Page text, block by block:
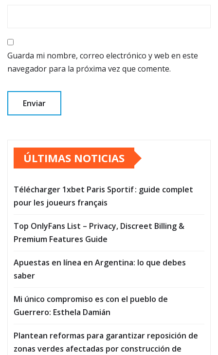
Guarda mi nombre, correo electrónico y web en este
navegador para la próxima vez que comente.
ÚLTIMAS NOTICIAS
Télécharger 1xbet Paris Sportif : guide complet
pour les joueurs français
Top OnlyFans List – Privacy, Discreet Billing &
Premium Features Guide
Apuestas en línea en Argentina: lo que debes
saber
Mi único compromiso es con el pueblo de
Guerrero: Esthela Damián
Plantean reformas para garantizar reposición de
zonas verdes afectadas por construcción de